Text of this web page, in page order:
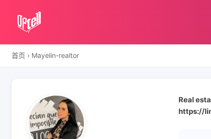
首页 › Mayelin-realtor
Real
https://